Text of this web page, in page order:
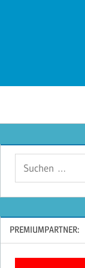
PREMIUMPARTNER: